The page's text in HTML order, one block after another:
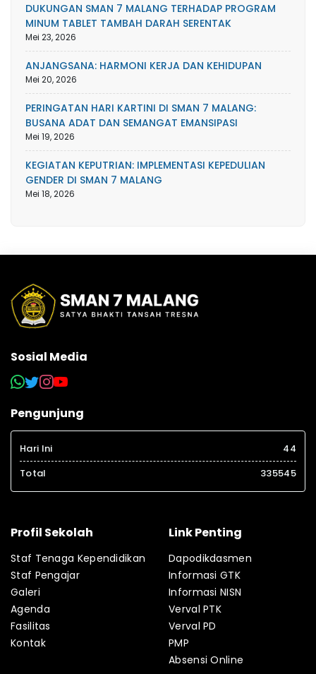
DUKUNGAN SMAN 7 MALANG TERHADAP PROGRAM
MINUM TABLET TAMBAH DARAH SERENTAK
Mei 23, 2026
ANJANGSANA: HARMONI KERJA DAN KEHIDUPAN
Mei 20, 2026
PERINGATAN HARI KARTINI DI SMAN 7 MALANG:
BUSANA ADAT DAN SEMANGAT EMANSIPASI
Mei 19, 2026
KEGIATAN KEPUTRIAN: IMPLEMENTASI KEPEDULIAN
GENDER DI SMAN 7 MALANG
Mei 18, 2026
Sosial Media
Pengunjung
Hari Ini
44
Total
335545
Profil Sekolah
Staf Tenaga Kependidikan
Staf Pengajar
Galeri
Agenda
Fasilitas
Kontak
Link Penting
Dapodikdasmen
Informasi GTK
Informasi NISN
Verval PTK
Verval PD
PMP
Absensi Online